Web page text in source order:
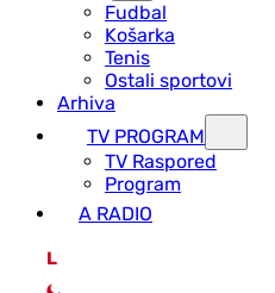
Fudbal
Košarka
Tenis
Ostali sportovi
Arhiva
TV PROGRAM
ТV Raspored
Program
A RADIO
L